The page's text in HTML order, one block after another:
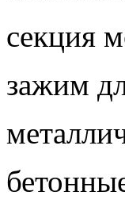
секция
зажим